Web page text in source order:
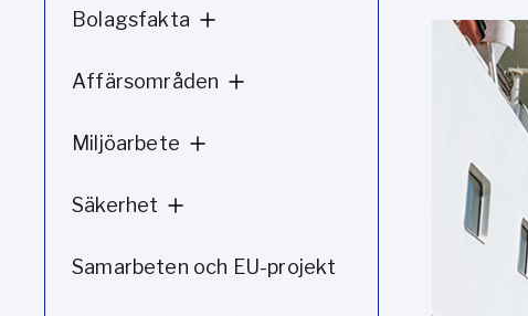
Bolagsfakta
Affärsområden
Miljöarbete
Säkerhet
Samarbeten och EU-projekt